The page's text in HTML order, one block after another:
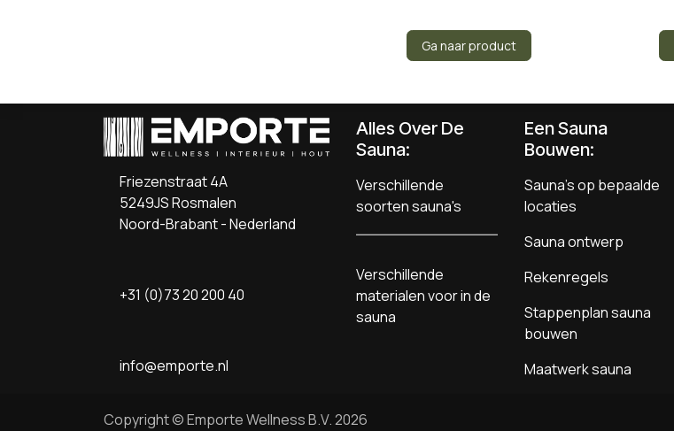
Ga naar product
Friezenstraat 4A
5249JS Rosmalen
Noord-Brabant - Nederland
+31 (0)73 20 200 40
info@emporte.nl
Alles Over De
Sauna:
Verschillende
soorten sauna's
Verschillende
materialen voor in de
sauna
Een Sauna
Bouwen:
Sauna's op bepaalde
locaties
Sauna ontwerp
Rekenregels
Stappenplan sauna
bouwen
Maatwerk sauna
Copyright © Emporte Wellness B.V. 2026